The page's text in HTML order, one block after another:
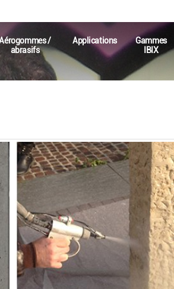
/
abrasifs
Applications
Gammes
IBIX